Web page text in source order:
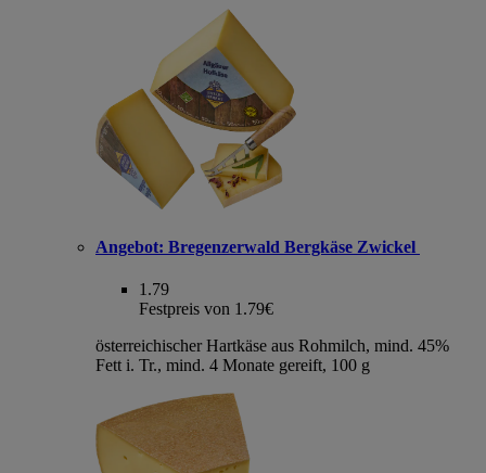
Angebot: Bregenzerwald Bergkäse Zwickel
1.79
Festpreis von 1.79€
österreichischer Hartkäse aus Rohmilch, mind. 45%
Fett i. Tr., mind. 4 Monate gereift, 100 g